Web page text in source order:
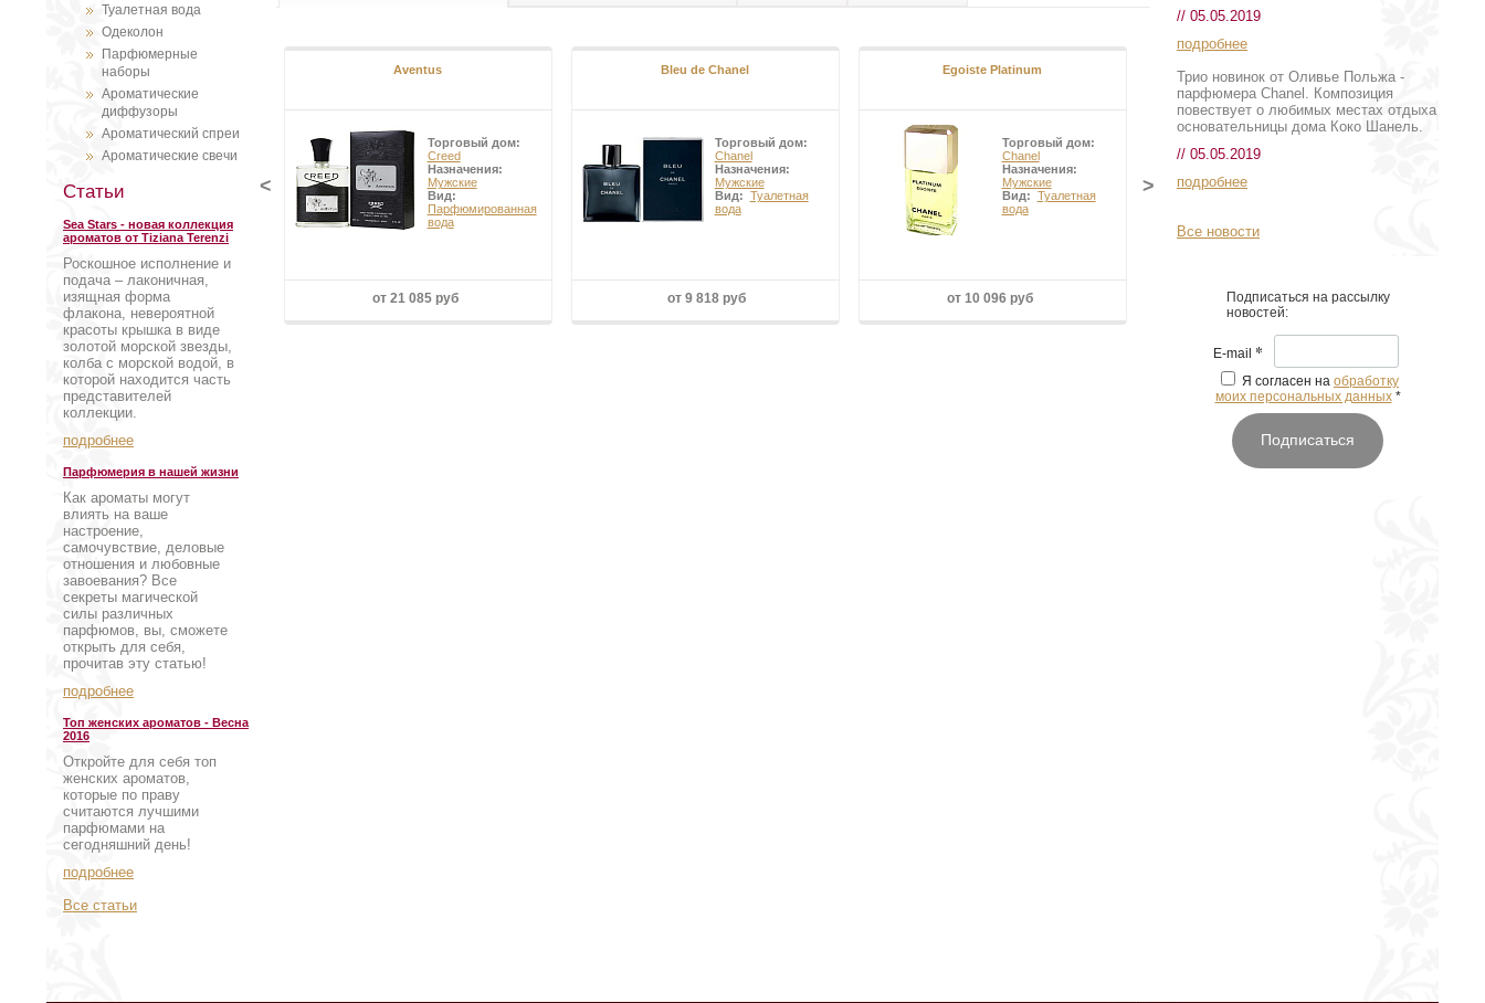
Туалетная вода
Одеколон
Парфюмерные
наборы
Ароматические
диффузоры
Ароматический спреи
Ароматические свечи
Статьи
Sea Stars - новая коллекция
ароматов от Tiziana Terenzi
Роскошное исполнение и
подача – лаконичная,
изящная форма
флакона, невероятной
красоты крышка в виде
золотой морской звезды,
колба с морской водой, в
которой находится часть
представителей
коллекции.
подробнее
Парфюмерия в нашей жизни
Как ароматы могут
влиять на ваше
настроение,
самочувствие, деловые
отношения и любовные
завоевания? Все
секреты магической
силы различных
парфюмов, вы, сможете
открыть для себя,
прочитав эту статью!
подробнее
Топ женских ароматов - Весна
2016
Откройте для себя топ
женских ароматов,
которые по праву
считаются лучшими
парфюмами на
сегодняшний день!
подробнее
Все статьи
Aventus
Торговый дом:
Creed
Назначения:
Мужские
Вид:
Парфюмированная
вода
от 21 085 руб
Bleu de Chanel
Торговый дом:
Chanel
Назначения:
Мужские
Вид: Туалетная
вода
от 9 818 руб
Egoiste Platinum
Торговый дом:
Chanel
Назначения:
Мужские
Вид: Туалетная
вода
от 10 096 руб
Terre d`Hermes
от 6 100 руб
< >
// 05.05.2019
подробнее
Трио новинок от Оливье Польжа -
парфюмера Chanel. Композиция
повествует о любимых местах отдыха
основательницы дома Коко Шанель.
// 05.05.2019
подробнее
Все новости
Подписаться на рассылку
новостей:
E-mail *
Я согласен на обработку
моих персональных данных *
Подписаться